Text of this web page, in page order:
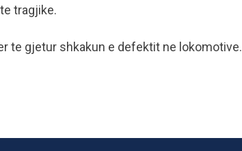
tragjike.
te gjetur shkakun e defektit ne lokomotive.